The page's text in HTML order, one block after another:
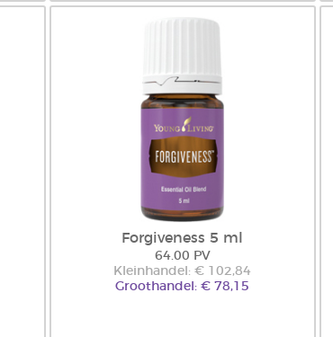
Forgiveness 5 ml
64.00 PV
Kleinhandel: € 102,84
Groothandel: € 78,15